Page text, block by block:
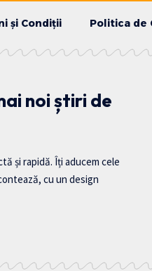
și Condiții Politica de
noi știri de
și rapidă. Îți aducem cele
cu un design